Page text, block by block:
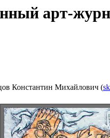
арт-
Константин Михайлович (